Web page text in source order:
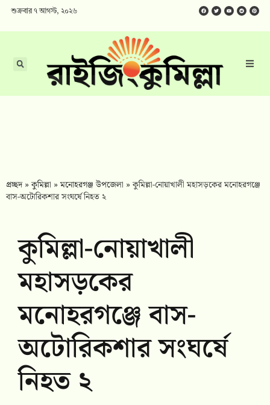
শুক্রবার ৭ আগস্ট, ২০২৬
প্রচ্ছদ»কুমিল্লা »মনোহরগঞ্জ উপজেলা »কুমিল্লা-নোয়াখালী মহাসড়কের মনোহরগঞ্জে
বাস-অটোরিকশার সংঘর্ষে নিহত ২
কুমিল্লা-নোয়াখালী
মহাসড়কের
মনোহরগঞ্জে বাস-
অটোরিকশার সংঘর্ষে
নিহত ২